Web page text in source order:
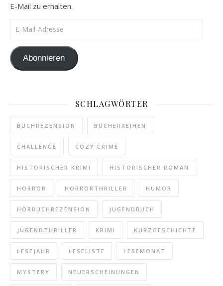
E-Mail zu erhalten.
E-Mail-Adresse
Abonnieren
SCHLAGWÖRTER
BUCHREZENSION BÜCHERREIHEN
CHALLENGE COZY CRIME
HISTORISCHER KRIMI HISTORISCHER ROMAN
HORROR HORRORTHRILLER HUMOR
HÖRBUCHREZENSION JUGENDBUCH
JUGENDTHRILLER KRIMI KURZGESCHICHTE
LESEJAHR LESELISTE LESEMONAT
MYSTERY NEUERSCHEINUNGEN